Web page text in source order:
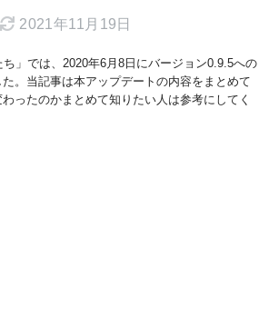
2021年11月19日
ち」では、2020年6月8日にバージョン0.9.5への
。当記事は本アップデートの内容をまとめて
ったのかまとめて知りたい人は参考にしてく